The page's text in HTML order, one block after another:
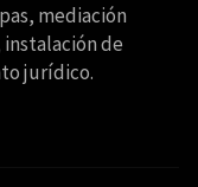
mediación
de
jurídico.